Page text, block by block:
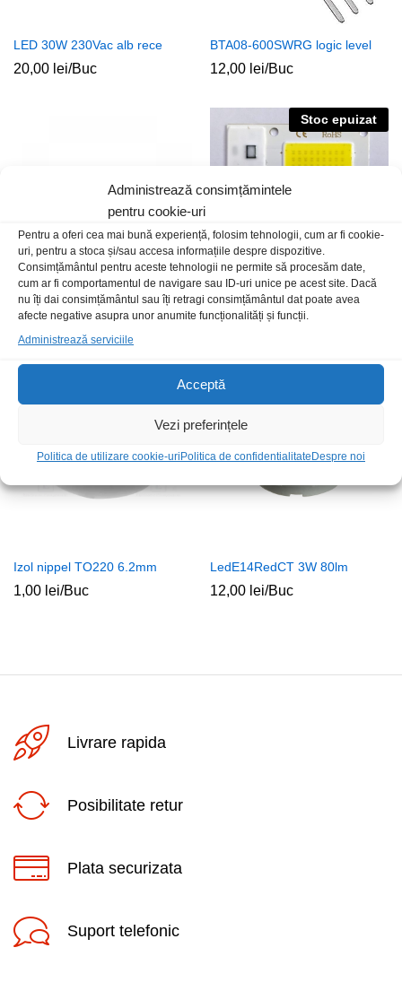
Administrează consimțămintele
pentru cookie-uri
Pentru a oferi cea mai bună experiență, folosim tehnologii, cum ar fi cookie-
uri, pentru a stoca și/sau accesa informațiile despre dispozitive.
Consimțământul pentru aceste tehnologii ne permite să procesăm date,
cum ar fi comportamentul de navigare sau ID-uri unice pe acest site. Dacă
nu îți dai consimțământul sau îți retragi consimțământul dat poate avea
afecte negative asupra unor anumite funcționalități și funcții.
Administrează serviciile
Acceptă
Vezi preferințele
Politica de utilizare cookie-uri Politica de confidentialitate Despre noi
LED 30W 230Vac alb rece
20,00 lei/Buc
BTA08-600SWRG logic level
12,00 lei/Buc
LED530redCT12V
Stoc epuizat
LED 20W 230Vac alb rece
Izol nippel TO220 6.2mm
1,00 lei/Buc
LedE14RedCT 3W 80lm
12,00 lei/Buc
Livrare rapida
Posibilitate retur
Plata securizata
Suport telefonic